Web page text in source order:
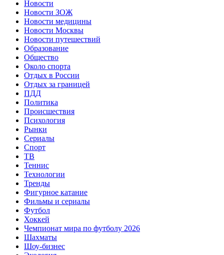
Новости
Новости ЗОЖ
Новости медицины
Новости Москвы
Новости путешествий
Образование
Общество
Около спорта
Отдых в России
Отдых за границей
ПДД
Политика
Происшествия
Психология
Рынки
Сериалы
Спорт
ТВ
Теннис
Технологии
Тренды
Фигурное катание
Фильмы и сериалы
Футбол
Хоккей
Чемпионат мира по футболу 2026
Шахматы
Шоу-бизнес